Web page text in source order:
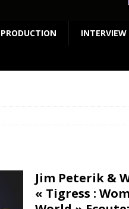
INTERVIEW
Jim Peterik &
« Tigress :